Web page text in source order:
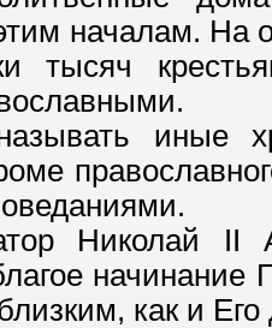
началам. На
тысяч
иные
Николай II
начинание
как и